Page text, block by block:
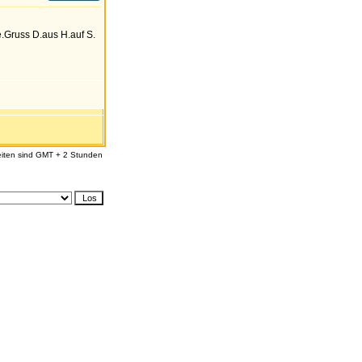
D.aus H.auf S.
sind GMT + 2 Stunden